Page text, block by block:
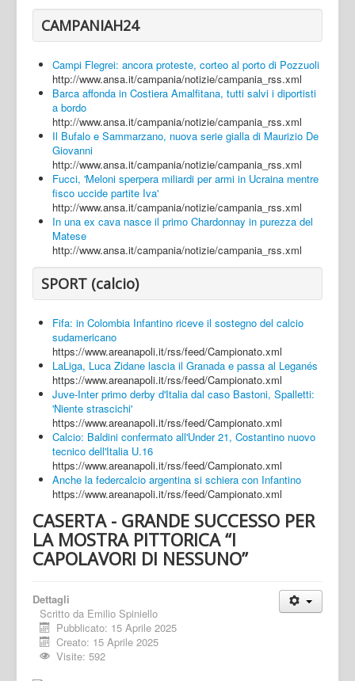
CAMPANIAH24
Campi Flegrei: ancora proteste, corteo al porto di Pozzuoli
http://www.ansa.it/campania/notizie/campania_rss.xml
Barca affonda in Costiera Amalfitana, tutti salvi i diportisti
a bordo
http://www.ansa.it/campania/notizie/campania_rss.xml
Il Bufalo e Sammarzano, nuova serie gialla di Maurizio De
Giovanni
http://www.ansa.it/campania/notizie/campania_rss.xml
Fucci, 'Meloni sperpera miliardi per armi in Ucraina mentre
fisco uccide partite Iva'
http://www.ansa.it/campania/notizie/campania_rss.xml
In una ex cava nasce il primo Chardonnay in purezza del
Matese
http://www.ansa.it/campania/notizie/campania_rss.xml
SPORT (calcio)
Fifa: in Colombia Infantino riceve il sostegno del calcio
sudamericano
https://www.areanapoli.it/rss/feed/Campionato.xml
LaLiga, Luca Zidane lascia il Granada e passa al Leganés
https://www.areanapoli.it/rss/feed/Campionato.xml
Juve-Inter primo derby d'Italia dal caso Bastoni, Spalletti:
'Niente strascichi'
https://www.areanapoli.it/rss/feed/Campionato.xml
Calcio: Baldini confermato all'Under 21, Costantino nuovo
tecnico dell'Italia U.16
https://www.areanapoli.it/rss/feed/Campionato.xml
Anche la federcalcio argentina si schiera con Infantino
https://www.areanapoli.it/rss/feed/Campionato.xml
CASERTA - GRANDE SUCCESSO PER
LA MOSTRA PITTORICA “I
CAPOLAVORI DI NESSUNO”
Dettagli
Scritto da Emilio Spiniello
Pubblicato: 15 Aprile 2025
Creato: 15 Aprile 2025
Visite: 592